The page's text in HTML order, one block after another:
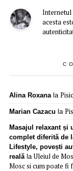
Internetul
acesta
Alina Roxanala
Marian Cazacu la
Masajul relaxant și
complet diferită de
Lifestyle, povești
realălaUleiul de
Mosc si cum poate fi